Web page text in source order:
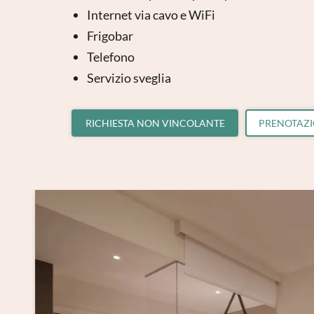
Internet via cavo e WiFi
Frigobar
Telefono
Servizio sveglia
RICHIESTA NON VINCOLANTE